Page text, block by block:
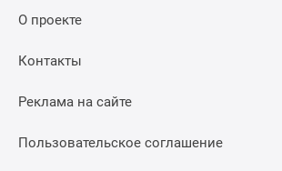
О проекте
Контакты
Реклама на сайте
Пользовательское соглашение